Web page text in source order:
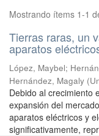
Mostrando ítems 1-1
Tierras raras, un
aparatos
López, Maybel;
Hernández, Magaly (
Debido al crecimiento
expansión del
aparatos eléctricos y
significativamente,